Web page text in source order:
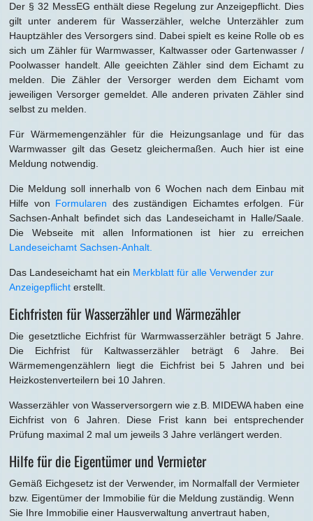
Der § 32 MessEG enthält diese Regelung zur Anzeigepflicht. Dies
gilt unter anderem für Wasserzähler, welche Unterzähler zum
Hauptzähler des Versorgers sind. Dabei spielt es keine Rolle ob es
sich um Zähler für Warmwasser, Kaltwasser oder Gartenwasser /
Poolwasser handelt. Alle geeichten Zähler sind dem Eichamt zu
melden. Die Zähler der Versorger werden dem Eichamt vom
jeweiligen Versorger gemeldet. Alle anderen privaten Zähler sind
selbst zu melden.
Für Wärmemengenzähler für die Heizungsanlage und für das
Warmwasser gilt das Gesetz gleichermaßen. Auch hier ist eine
Meldung notwendig.
Die Meldung soll innerhalb von 6 Wochen nach dem Einbau mit
Hilfe von Formularen des zuständigen Eichamtes erfolgen. Für
Sachsen-Anhalt befindet sich das Landeseichamt in Halle/Saale.
Die Webseite mit allen Informationen ist hier zu erreichen
Landeseichamt Sachsen-Anhalt.
Das Landeseichamt hat ein Merkblatt für alle Verwender zur
Anzeigepflicht erstellt.
Eichfristen für Wasserzähler und Wärmezähler
Die gesetztliche Eichfrist für Warmwasserzähler beträgt 5 Jahre.
Die Eichfrist für Kaltwasserzähler beträgt 6 Jahre. Bei
Wärmemengenzählern liegt die Eichfrist bei 5 Jahren und bei
Heizkostenverteilern bei 10 Jahren.
Wasserzähler von Wasserversorgern wie z.B. MIDEWA haben eine
Eichfrist von 6 Jahren. Diese Frist kann bei entsprechender
Prüfung maximal 2 mal um jeweils 3 Jahre verlängert werden.
Hilfe für die Eigentümer und Vermieter
Gemäß Eichgesetz ist der Verwender, im Normalfall der Vermieter
bzw. Eigentümer der Immobilie für die Meldung zuständig. Wenn
Sie Ihre Immobilie einer Hausverwaltung anvertraut haben,